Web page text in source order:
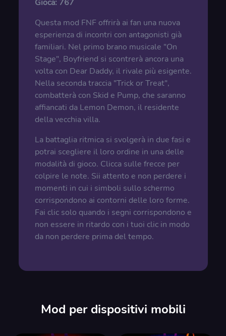
Gioca: 767
Questa mod FNF offrirà ai fan una nuova
esperienza di incontri con antagonisti già
familiari. Nel primo brano musicale "On
Stage", Boyfriend si scontrerà ancora una
volta con Dear Daddy, il rivale più esigente.
Nella seconda traccia "Trick or Treat",
combatterà con Skid e Pump, che saranno
affiancati da Lemon Demon, il residente
della vecchia villa.
La battaglia ritmica si svolgerà in due fasi e
potrai scegliere il loro ordine in una delle
modalità di gioco. Clicca sulle frecce per
colpire le note. Sii attento e non perdere i
momenti in cui i simboli sullo schermo
corrispondono ai contorni delle loro forme.
Fai clic solo quando i segni corrispondono e
non essere in ritardo con i tuoi clic in modo
da non perdere prima del tempo.
Mod per dispositivi mobili